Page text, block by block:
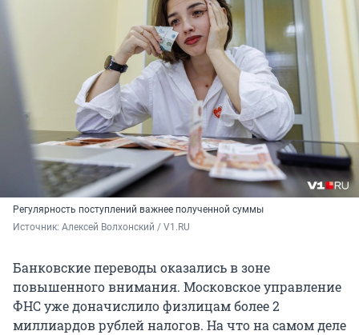
Регулярность поступлений важнее полученной суммы
Источник: Алексей Волхонский / V1.RU
Банковские переводы оказались в зоне
повышенного внимания. Московское управление
ФНС уже доначислило физлицам более 2
миллиардов рублей налогов. На что на самом деле